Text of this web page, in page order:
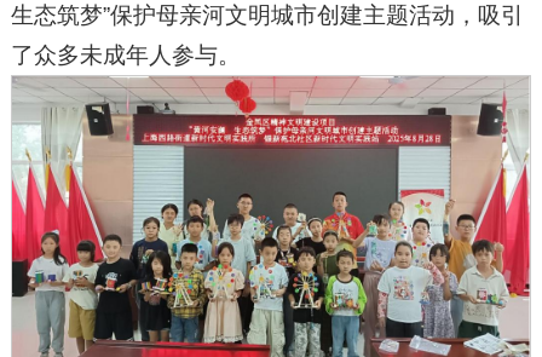
生态筑梦”保护母亲河文明城市创建主题活动，吸引
了众多未成年人参与。